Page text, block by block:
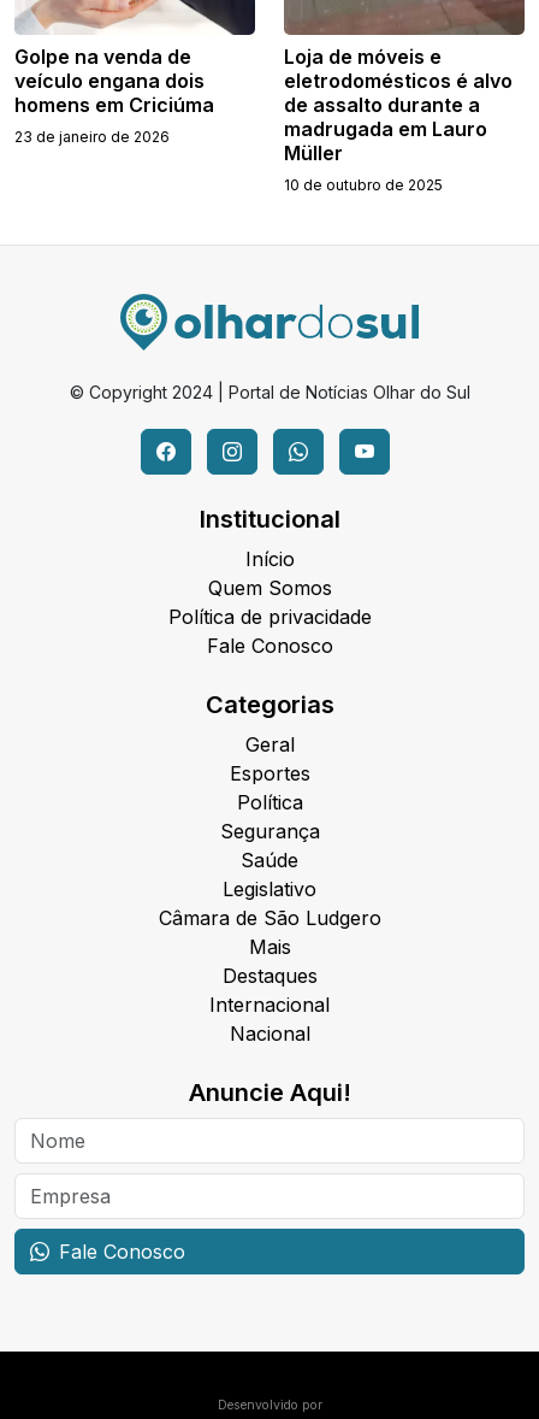
Golpe na venda de
veículo engana dois
homens em Criciúma
23 de janeiro de 2026
Loja de móveis e
eletrodomésticos é alvo
de assalto durante a
madrugada em Lauro
Müller
10 de outubro de 2025
© Copyright 2024 | Portal de Notícias Olhar do Sul
Institucional
Início
Quem Somos
Política de privacidade
Fale Conosco
Categorias
Geral
Esportes
Política
Segurança
Saúde
Legislativo
Câmara de São Ludgero
Mais
Destaques
Internacional
Nacional
Anuncie Aqui!
Fale Conosco
Desenvolvido por